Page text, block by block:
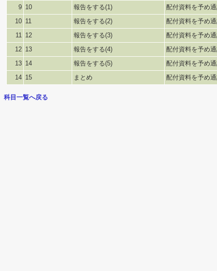
9 10 報告をする(1)
配付資料を予め
10 11 報告をする(2)
配付資料を予め
11
12 報告をする(3)
配付資料を予め
12 13 報告をする(4)
配付資料を予め
13 14 報告をする(5)
配付資料を予め
14 15 まとめ 配付資料を予め
科目一覧へ戻る